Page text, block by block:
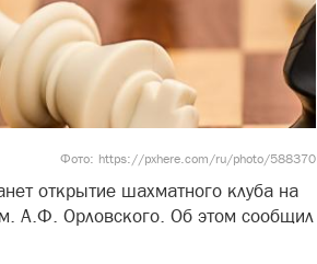
Фото: https://pxhere.com/ru/photo/588370
открытие шахматного клуба на
А.Ф. Орловского. Об этом сообщил